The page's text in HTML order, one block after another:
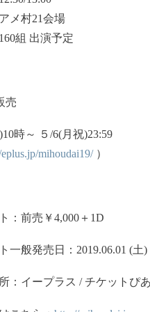
メ村21会場
組 出演予定
売
時～ ５/6(月祝)23:59
eplus.jp/mihoudai19/ ）
：前売￥4,000＋1D
一般発売日：2019.06.01 (土)
：イープラス / チケットぴ